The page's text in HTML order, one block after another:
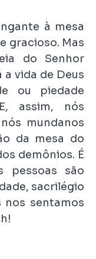
à mesa
gracioso. Mas
do Senhor
vida de Deus
ou piedade
assim, nós
mundanos
da mesa do
demônios. É
pessoas são
sacrilégio
nos sentamos